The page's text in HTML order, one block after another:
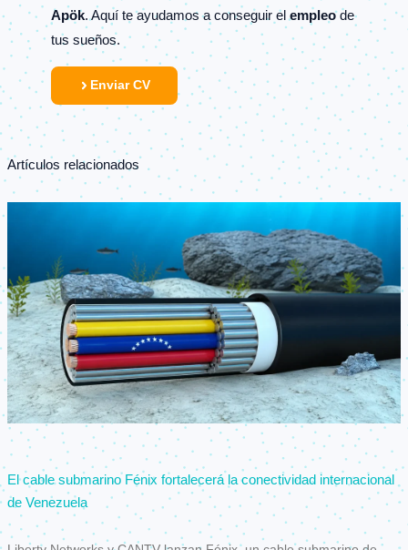
Apök. Aquí te ayudamos a conseguir elempleode
tus sueños.
Enviar CV
Artículos relacionados
El cable submarino Fénix fortalecerá la conectividad internacional
de Venezuela